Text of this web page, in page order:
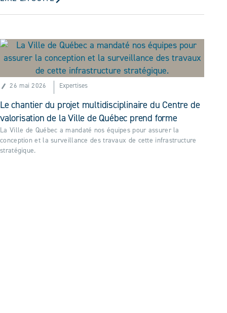
26 mai 2026 Expertises
Le chantier du projet multidisciplinaire du Centre de
valorisation de la Ville de Québec prend forme
La Ville de Québec a mandaté nos équipes pour assurer la
conception et la surveillance des travaux de cette infrastructure
stratégique.